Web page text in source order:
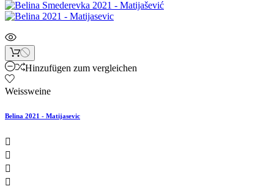
Hinzufügen zum vergleichen
Weissweine
Belina 2021 - Matijasevic



